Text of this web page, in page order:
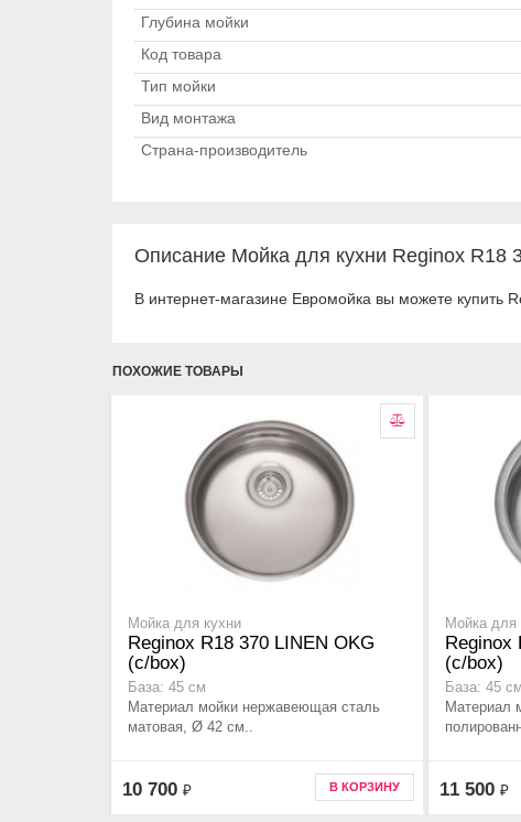
Глубина мойки
Код товара
Тип мойки
Вид монтажа
Страна-производитель
Описание Мойка для кухни Reginox R18
В интернет-магазине Евромойка вы можете купить
ПОХОЖИЕ ТОВАРЫ
Мойка для кухни
Reginox R18 370 LINEN OKG
(c/box)
База: 45 см
Материал мойки нержавеющая сталь
матовая, Ø 42 см..
10 700 ₽ В КОРЗИНУ
Мойка для
Reginox
(c/box)
База: 45 см
Материал
11 500 ₽